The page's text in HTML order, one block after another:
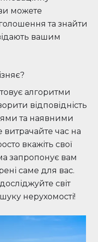
можете
та знайти
вашим
алгоритми
відповідність
та наявними
час на
вкажіть свої
запропонує вам
саме для вас.
світ
нерухомості!